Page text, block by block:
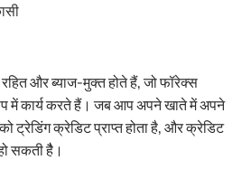
और ब्याज-मुक्त होते हैं, जो फॉरेक्स
में कार्य करते हैं। जब आप अपने खाते में अपने
ट्रेडिंग क्रेडिट प्राप्त होता है, और क्रेडिट
सकती हैै।